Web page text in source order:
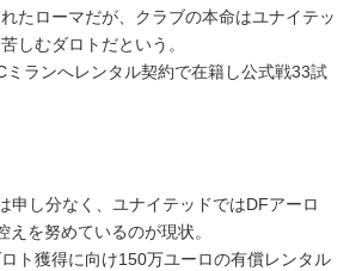
たローマだが、クラブの本命はユナイテッ
しむダロトだという。
ランへレンタル契約で在籍し公式戦33試
申し分なく、ユナイテッドではDFアーロ
えを努めているのが現状。
ト獲得に向け150万ユーロの有償レンタル